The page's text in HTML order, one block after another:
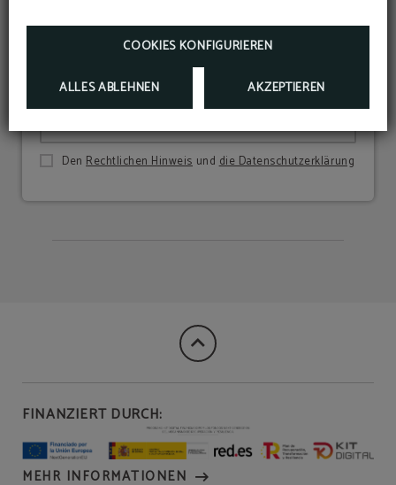
COOKIES KONFIGURIEREN
ALLES ABLEHNEN AKZEPTIEREN
ANMELDEN
Halten sie sich über die angebote und vorteile,
die wir für sie vorbereiten, auf dem laufenden,
DenRechtlichen Hinweisunddie Datenschutzerklärung
FINANZIERT DURCH:
MEHR INFORMATIONEN